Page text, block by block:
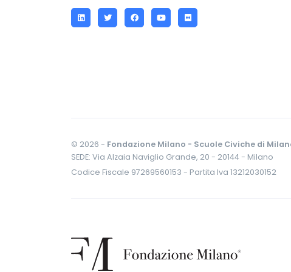
LinkedInTwitterFacebookYouTube
Flickr
© 2026 - Fondazione Milano - Scuole Civiche di
SEDE: Via Alzaia Naviglio Grande, 20 - 20144 - Milano
Codice Fiscale 97269560153 - Partita Iva 13212030152